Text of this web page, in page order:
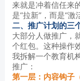
来就是冲着信任来
是“拉新”，而是“激
二、推广计划的三
大部分人做推广，
个红包。这种操作
我拆解一个教育机
推广：
第一层：内容钩子